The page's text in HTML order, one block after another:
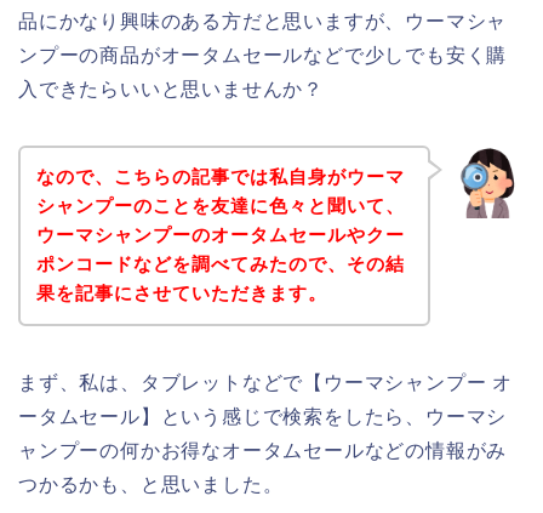
品にかなり興味のある方だと思いますが、ウーマシャ
ンプーの商品がオータムセールなどで少しでも安く購
入できたらいいと思いませんか？
なので、こちらの記事では私自身がウーマ
シャンプーのことを友達に色々と聞いて、
ウーマシャンプーのオータムセールやクー
ポンコードなどを調べてみたので、その結
果を記事にさせていただきます。
まず、私は、タブレットなどで【ウーマシャンプー オ
ータムセール】という感じで検索をしたら、ウーマシ
ャンプーの何かお得なオータムセールなどの情報がみ
つかるかも、と思いました。